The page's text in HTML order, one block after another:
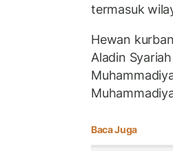
termasuk
Hewan
Aladin
Baca Juga